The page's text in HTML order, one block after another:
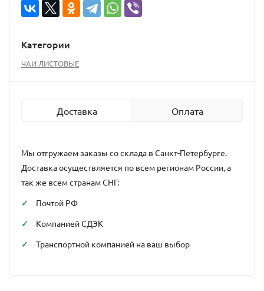
Категории
ЧАИ ЛИСТОВЫЕ
Доставка Оплата
Мы отгружаем заказы со склада в Санкт-Петербурге.
Доставка осуществляется по всем регионам России, а
так же всем странам СНГ:
Почтой РФ
Компанией СДЭК
Транспортной компанией на ваш выбор